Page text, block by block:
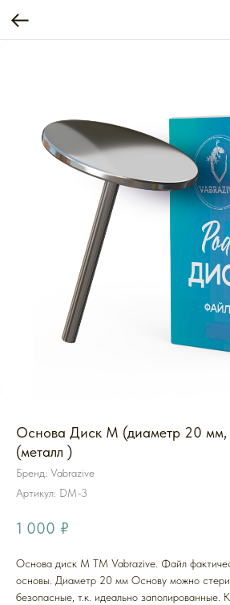
Основа Диск M (диаметр 20
(металл )
Бренд: Vabrazive
Артикул: DM-3
1 000 ₽
Основа диск M ТМ Vabrazive. Файл
основы. Диаметр 20 мм Основу можно
безопасные, т.к. идеально заполированные.